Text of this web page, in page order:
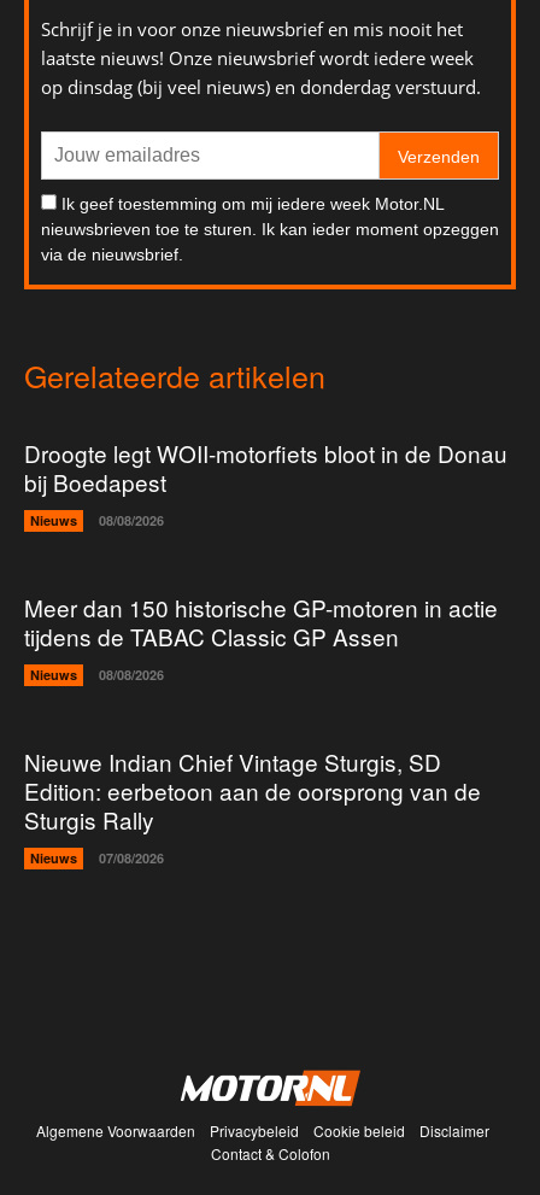
Schrijf je in voor onze nieuwsbrief en mis nooit het
laatste nieuws! Onze nieuwsbrief wordt iedere week
op dinsdag (bij veel nieuws) en donderdag verstuurd.
Verzenden
Ik geef toestemming om mij iedere week Motor.NL
nieuwsbrieven toe te sturen. Ik kan ieder moment opzeggen
via de nieuwsbrief.
Gerelateerde artikelen
Droogte legt WOII-motorfiets bloot in de Donau
bij Boedapest
Nieuws 08/08/2026
Meer dan 150 historische GP-motoren in actie
tijdens de TABAC Classic GP Assen
Nieuws 08/08/2026
Nieuwe Indian Chief Vintage Sturgis, SD
Edition: eerbetoon aan de oorsprong van de
Sturgis Rally
Nieuws 07/08/2026
Algemene Voorwaarden Privacybeleid Cookie beleid
Disclaimer
Contact & Colofon